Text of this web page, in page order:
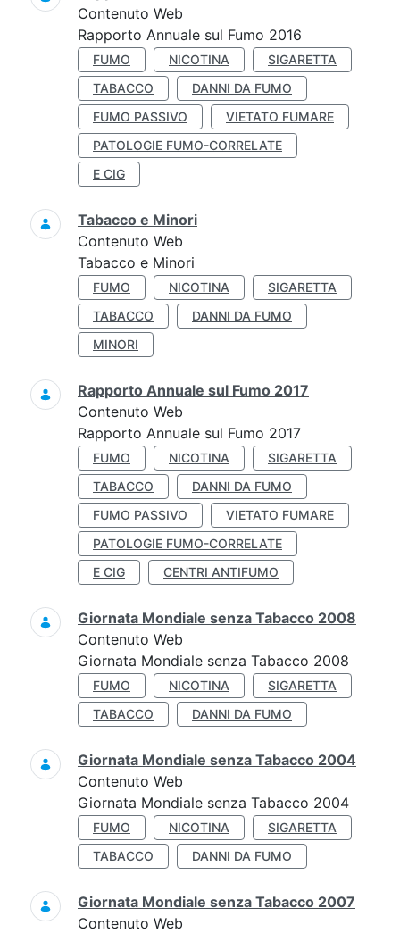
Contenuto Web
Rapporto Annuale sul Fumo 2016
FUMO NICOTINA
SIGARETTA
TABACCO
DANNI DA FUMO
FUMO PASSIVO
VIETATO FUMARE
PATOLOGIE FUMO-CORRELATE
E CIG
Tabacco e Minori
Contenuto Web
Tabacco e Minori
FUMO NICOTINA
SIGARETTA
TABACCO
DANNI DA FUMO
MINORI
Rapporto Annuale sul Fumo 2017
Contenuto Web
Rapporto Annuale sul Fumo 2017
FUMO NICOTINA
SIGARETTA
TABACCO
DANNI DA FUMO
FUMO PASSIVO
VIETATO FUMARE
PATOLOGIE FUMO-CORRELATE
E CIG
CENTRI ANTIFUMO
Giornata Mondiale senza Tabacco 2008
Contenuto Web
Giornata Mondiale senza Tabacco 2008
FUMO NICOTINA
SIGARETTA
TABACCO
DANNI DA FUMO
Giornata Mondiale senza Tabacco 2004
Contenuto Web
Giornata Mondiale senza Tabacco 2004
FUMO NICOTINA
SIGARETTA
TABACCO
DANNI DA FUMO
Giornata Mondiale senza Tabacco 2007
Contenuto Web